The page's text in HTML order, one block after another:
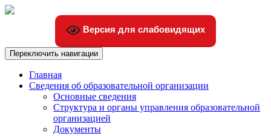
Версия для слабовидящих
Переключить навигации
Главная
Сведения об образовательной организации
Основные сведения
Структура и органы управления образовательной
организацией
Документы